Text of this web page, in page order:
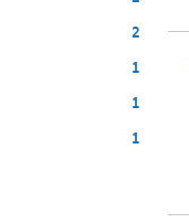
2
1
1
1